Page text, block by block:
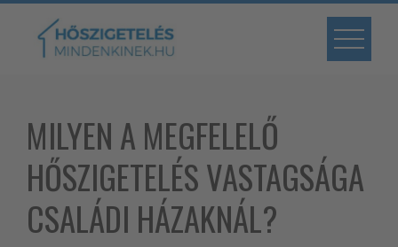
Skip
content
MILYEN A MEGFELELŐ
HŐSZIGETELÉS VASTAGSÁGA
CSALÁDI HÁZAKNÁL?